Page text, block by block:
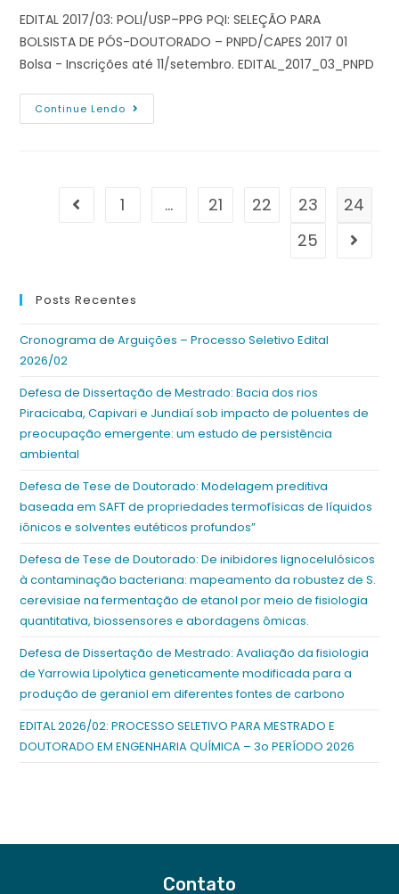
EDITAL 2017/03: POLI/USP–PPG PQI: SELEÇÃO PARA
BOLSISTA DE PÓS-DOUTORADO – PNPD/CAPES 2017 01
Bolsa - Inscrições até 11/setembro. EDITAL_2017_03_PNPD
Continue Lendo
1 … 21 22 23
24
25
Posts Recentes
Cronograma de Arguições – Processo Seletivo Edital
2026/02
Defesa de Dissertação de Mestrado: Bacia dos rios
Piracicaba, Capivari e Jundiaí sob impacto de poluentes de
preocupação emergente: um estudo de persistência
ambiental
Defesa de Tese de Doutorado: Modelagem preditiva
baseada em SAFT de propriedades termofísicas de líquidos
iônicos e solventes eutéticos profundos”
Defesa de Tese de Doutorado: De inibidores lignocelulósicos
à contaminação bacteriana: mapeamento da robustez de S.
cerevisiae na fermentação de etanol por meio de fisiologia
quantitativa, biossensores e abordagens ômicas.
Defesa de Dissertação de Mestrado: Avaliação da fisiologia
de Yarrowia Lipolytica geneticamente modificada para a
produção de geraniol em diferentes fontes de carbono
EDITAL 2026/02: PROCESSO SELETIVO PARA MESTRADO E
DOUTORADO EM ENGENHARIA QUÍMICA – 3o PERÍODO 2026
Contato